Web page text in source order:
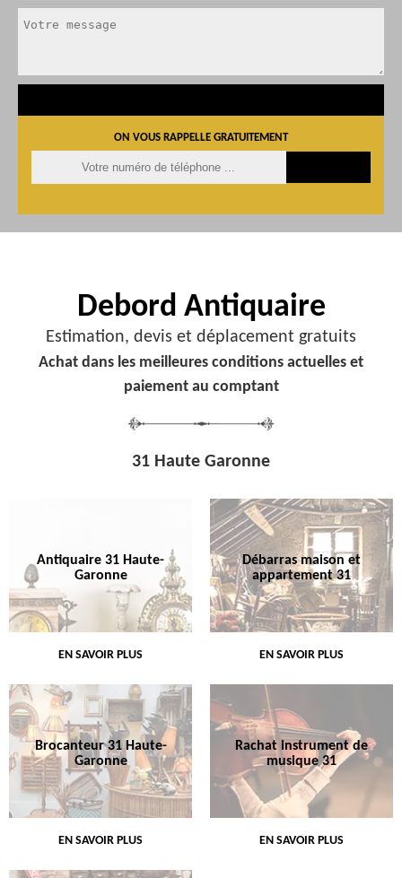
ON VOUS RAPPELLE GRATUITEMENT
Debord Antiquaire
Estimation, devis et déplacement gratuits
Achat dans les meilleures conditions actuelles et
paiement au comptant
31 Haute Garonne
Antiquaire 31 Haute-
Garonne
EN SAVOIR PLUS
Débarras maison et
appartement 31
EN SAVOIR PLUS
Brocanteur 31 Haute-
Garonne
EN SAVOIR PLUS
Rachat instrument de
musique 31
EN SAVOIR PLUS